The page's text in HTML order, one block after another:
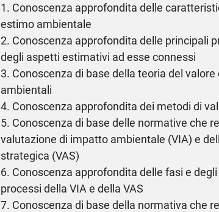
1. Conoscenza approfondita delle
estimo ambientale
2. Conoscenza approfondita delle principali
degli aspetti estimativi ad esse connessi
3. Conoscenza di base della teoria del
ambientali
4. Conoscenza approfondita dei metodi di
5. Conoscenza di base delle normative che
valutazione di impatto ambientale (VIA) e
strategica (VAS)
6. Conoscenza approfondita delle fasi e
processi della VIA e della VAS
7. Conoscenza di base della normativa che